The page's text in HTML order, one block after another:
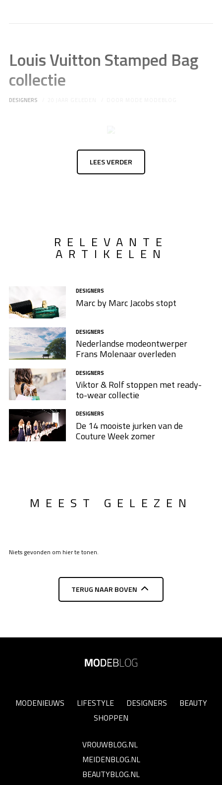
Louis Vuitton Stamped Bag
collectie
DESIGNERS
LEES VERDER
RELEVANTE
ARTIKELEN
DESIGNERS
Marc by Marc Jacobs stopt
DESIGNERS
Nederlandse modeontwerper
Frans Molenaar overleden
DESIGNERS
Viktor & Rolf stoppen met ready-
to-wear collectie
DESIGNERS
De 14 mooiste jurken van de
Couture Week zomer
MEEST GELEZEN
Niets gevonden om hier te tonen.
TERUG NAAR BOVEN
MODENIEUWS LIFESTYLE DESIGNERS
BEAUTY
SHOPPEN
VROUWBLOG.NL
MEIDENBLOG.NL
BEAUTYBLOG.NL